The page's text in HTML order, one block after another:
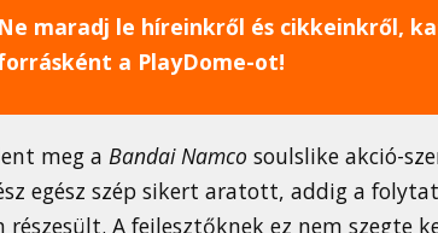
Ne maradj le híreinkről és cikkeinkről,
a PlayDome-ot!
meg a Bandai Namco soulslike akció-
egész szép sikert aratott, addig a
A fejlesztőknek ez nem szegte